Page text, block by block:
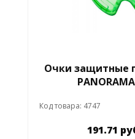
Очки защитные
Код товара: 4747
191.71